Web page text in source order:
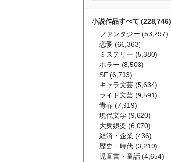
小説作品すべて (228,746)
ファンタジー (53,297)
恋愛 (66,363)
ミステリー (5,380)
ホラー (8,503)
SF (6,733)
キャラ文芸 (5,634)
ライト文芸 (9,591)
青春 (7,919)
現代文学 (9,620)
大衆娯楽 (6,070)
経済・企業 (436)
歴史・時代 (3,219)
児童書・童話 (4,654)